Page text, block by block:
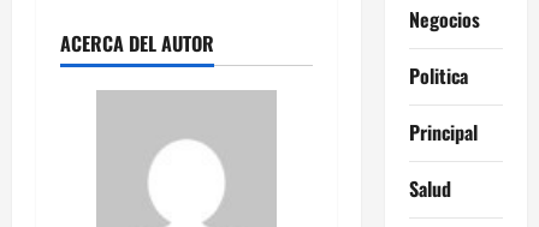
ACERCA DEL AUTOR
Negocios
Politica
Principal
Salud